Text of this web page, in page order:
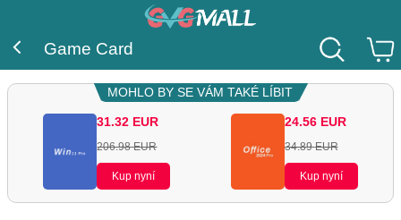
Game Card
MOHLO BY SE VÁM TAKÉ LÍBIT
31.32 EUR
206.98 EUR
Kup nyní
24.56 EUR
34.89 EUR
Kup nyní